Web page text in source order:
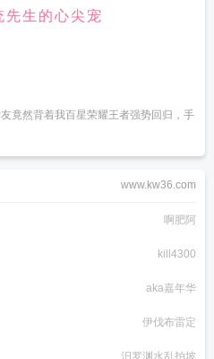
先生的心尖宠
竟然背着我百星荣耀王者强势回归，手
www.kw36.com
啊肥阿
kill4300
aka嘉年华
伊伐布雷定
汨罗渊水乱拍坡